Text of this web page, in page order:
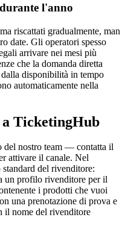
l'anno
riscattati gradualmente, man
date. Gli operatori spesso
arrivare nei mesi più
che la domanda diretta
disponibilità in tempo
automaticamente nella
a TicketingHub
del nostro team — contatta il
attivare il canale. Nel
del rivenditore:
un profilo rivenditore per il
i prodotti che vuoi
una prenotazione di prova e
il nome del rivenditore